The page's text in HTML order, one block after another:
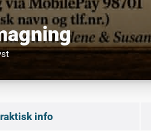
info